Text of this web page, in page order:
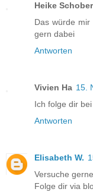
Heike Schober
Das würde
gern dabei
Antworten
Vivien Ha 15.
Ich folge dir
Antworten
Elisabeth W.
Versuche
Folge dir via